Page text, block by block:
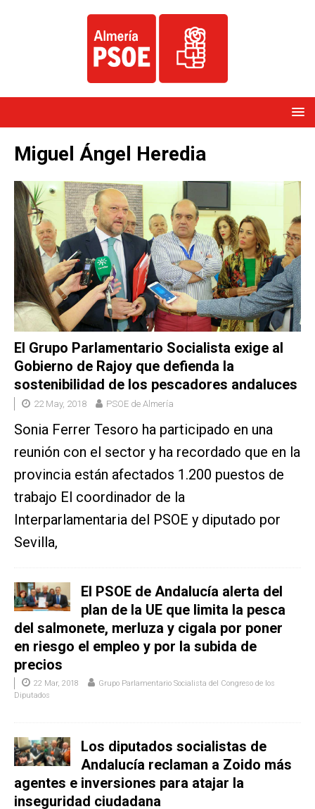
Miguel Ángel Heredia
El Grupo Parlamentario Socialista exige al
Gobierno de Rajoy que defienda la
sostenibilidad de los pescadores andaluces
22 May, 2018 PSOE de Almería
Sonia Ferrer Tesoro ha participado en una
reunión con el sector y ha recordado que en la
provincia están afectados 1.200 puestos de
trabajo El coordinador de la
Interparlamentaria del PSOE y diputado por
Sevilla,
El PSOE de Andalucía alerta del
plan de la UE que limita la pesca
del salmonete, merluza y cigala por poner
en riesgo el empleo y por la subida de
precios
22 Mar, 2018
Grupo Parlamentario Socialista del Congreso de los
Diputados
Los diputados socialistas de
Andalucía reclaman a Zoido más
agentes e inversiones para atajar la
inseguridad ciudadana